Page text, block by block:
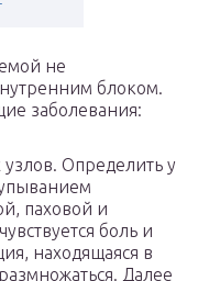
не
блоком.
заболевания:
Определить у
паховой и
боль и
находящаяся в
Далее